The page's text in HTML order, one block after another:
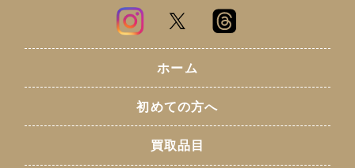
ホーム
初めての方へ
買取品目